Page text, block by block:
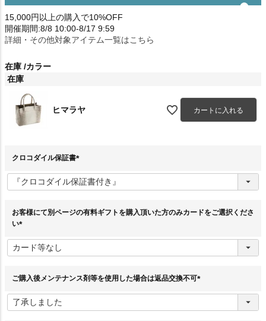
15,000円以上の購入で10%OFF
開催期間:8/8 10:00-8/17 9:59
詳細・その他対象アイテム一覧はこちら
在庫 カラー
在庫
ヒマラヤ カートに入れる
クロコダイル保証書
必
須
お客様にて別ページの有料ギフトを購入頂いた方のみカードをご選択くださ
い
必
須
ご購入後メンテナンス剤等を使用した場合は返品交換不可
須